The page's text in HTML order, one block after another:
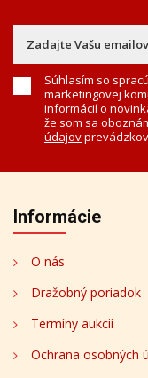
Súhlasím so
marketingovej
informácií o
že som sa
údajov
Informácie
O nás
Dražobný poriadok
Termíny aukcií
Ochrana osobných